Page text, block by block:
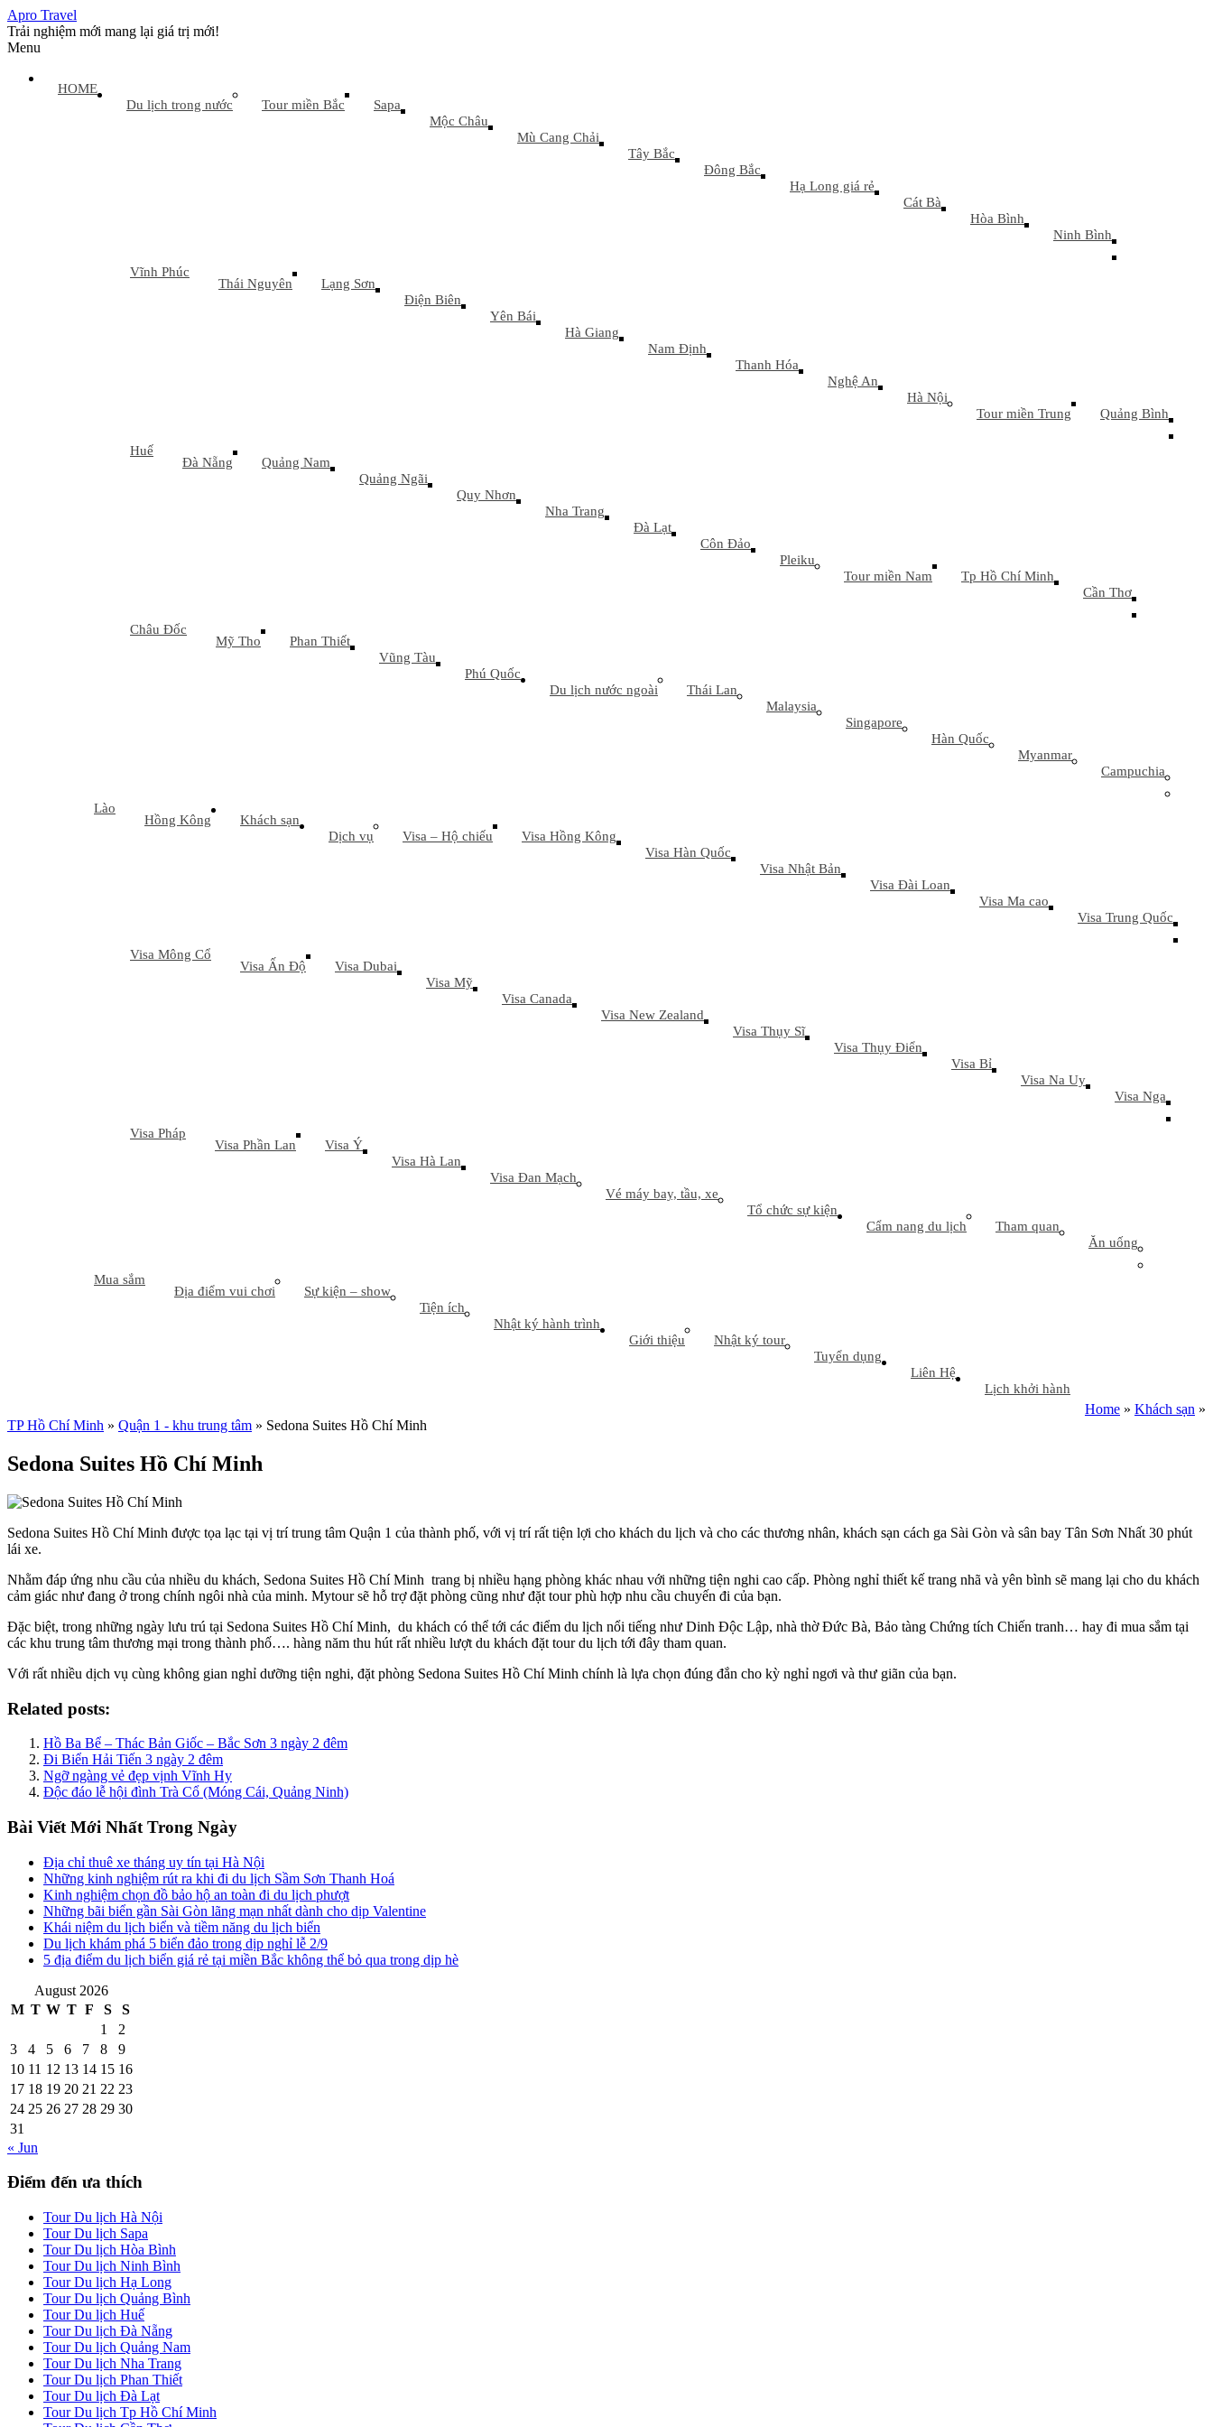
Apro Travel
Trải nghiệm mới mang lại giá trị mới!
Menu
HOME
Du lịch trong nước
Tour miền Bắc
Sapa
Mộc Châu
Mù Cang Chải
Tây Bắc
Đông Bắc
Hạ Long giá rẻ
Cát Bà
Hòa Bình
Ninh Bình
Vĩnh Phúc
Thái Nguyên
Lạng Sơn
Điện Biên
Yên Bái
Hà Giang
Nam Định
Thanh Hóa
Nghệ An
Hà Nội
Tour miền Trung
Quảng Bình
Huế
Đà Nẵng
Quảng Nam
Quảng Ngãi
Quy Nhơn
Nha Trang
Đà Lạt
Côn Đảo
Pleiku
Tour miền Nam
Tp Hồ Chí Minh
Cần Thơ
Châu Đốc
Mỹ Tho
Phan Thiết
Vũng Tàu
Phú Quốc
Du lịch nước ngoài
Thái Lan
Malaysia
Singapore
Hàn Quốc
Myanmar
Campuchia
Lào
Hồng Kông
Khách sạn
Dịch vụ
Visa – Hộ chiếu
Visa Hồng Kông
Visa Hàn Quốc
Visa Nhật Bản
Visa Đài Loan
Visa Ma cao
Visa Trung Quốc
Visa Mông Cổ
Visa Ấn Độ
Visa Dubai
Visa Mỹ
Visa Canada
Visa New Zealand
Visa Thụy Sĩ
Visa Thụy Điển
Visa Bỉ
Visa Na Uy
Visa Nga
Visa Pháp
Visa Phần Lan
Visa Ý
Visa Hà Lan
Visa Đan Mạch
Vé máy bay, tầu, xe
Tổ chức sự kiện
Cẩm nang du lịch
Tham quan
Ăn uống
Mua sắm
Địa điểm vui chơi
Sự kiện – show
Tiện ích
Nhật ký hành trình
Giới thiệu
Nhật ký tour
Tuyển dụng
Liên Hệ
Lịch khởi hành
Home » Khách sạn »
TP Hồ Chí Minh » Quận 1 - khu trung tâm » Sedona Suites Hồ Chí Minh
Sedona Suites Hồ Chí Minh
Sedona Suites Hồ Chí Minh được tọa lạc tại vị trí trung tâm Quận 1 của thành phố, với vị trí rất tiện lợi cho khách du lịch và cho các thương nhân, khách sạn cách ga Sài Gòn và sân bay Tân Sơn Nhất 30 phút
lái xe.
Nhằm đáp ứng nhu cầu của nhiều du khách, Sedona Suites Hồ Chí Minh trang bị nhiều hạng phòng khác nhau với những tiện nghi cao cấp. Phòng nghỉ thiết kế trang nhã và yên bình sẽ mang lại cho du khách
cảm giác như đang ở trong chính ngôi nhà của minh. Mytour sẽ hỗ trợ đặt phòng cũng như đặt tour phù hợp nhu cầu chuyến đi của bạn.
Đặc biệt, trong những ngày lưu trú tại Sedona Suites Hồ Chí Minh, du khách có thể tới các điểm du lịch nổi tiếng như Dinh Độc Lập, nhà thờ Đức Bà, Bảo tàng Chứng tích Chiến tranh… hay đi mua sắm tại
các khu trung tâm thương mại trong thành phố…. hàng năm thu hút rất nhiều lượt du khách đặt tour du lịch tới đây tham quan.
Với rất nhiều dịch vụ cùng không gian nghỉ dưỡng tiện nghi, đặt phòng Sedona Suites Hồ Chí Minh chính là lựa chọn đúng đắn cho kỳ nghỉ ngơi và thư giãn của bạn.
Related posts:
Hồ Ba Bể – Thác Bản Giốc – Bắc Sơn 3 ngày 2 đêm
Đi Biển Hải Tiến 3 ngày 2 đêm
Ngỡ ngàng vẻ đẹp vịnh Vĩnh Hy
Độc đáo lễ hội đình Trà Cổ (Móng Cái, Quảng Ninh)
Bài Viết Mới Nhất Trong Ngày
Địa chỉ thuê xe tháng uy tín tại Hà Nội
Những kinh nghiệm rút ra khi đi du lịch Sầm Sơn Thanh Hoá
Kinh nghiệm chọn đồ bảo hộ an toàn đi du lịch phượt
Những bãi biển gần Sài Gòn lãng mạn nhất dành cho dịp Valentine
Khái niệm du lịch biển và tiềm năng du lịch biển
Du lịch khám phá 5 biển đảo trong dịp nghỉ lễ 2/9
5 địa điểm du lịch biển giá rẻ tại miền Bắc không thể bỏ qua trong dịp hè
August 2026
M T W T F S
S
1
2
3
4 5 6 7 8
9
10 11 12 13 14 15 16
17 18 19 20 21 22 23
24 25 26 27 28 29 30
31
« Jun
Điểm đến ưa thích
Tour Du lịch Hà Nội
Tour Du lịch Sapa
Tour Du lịch Hòa Bình
Tour Du lịch Ninh Bình
Tour Du lịch Hạ Long
Tour Du lịch Quảng Bình
Tour Du lịch Huế
Tour Du lịch Đà Nẵng
Tour Du lịch Quảng Nam
Tour Du lịch Nha Trang
Tour Du lịch Phan Thiết
Tour Du lịch Đà Lạt
Tour Du lịch Tp Hồ Chí Minh